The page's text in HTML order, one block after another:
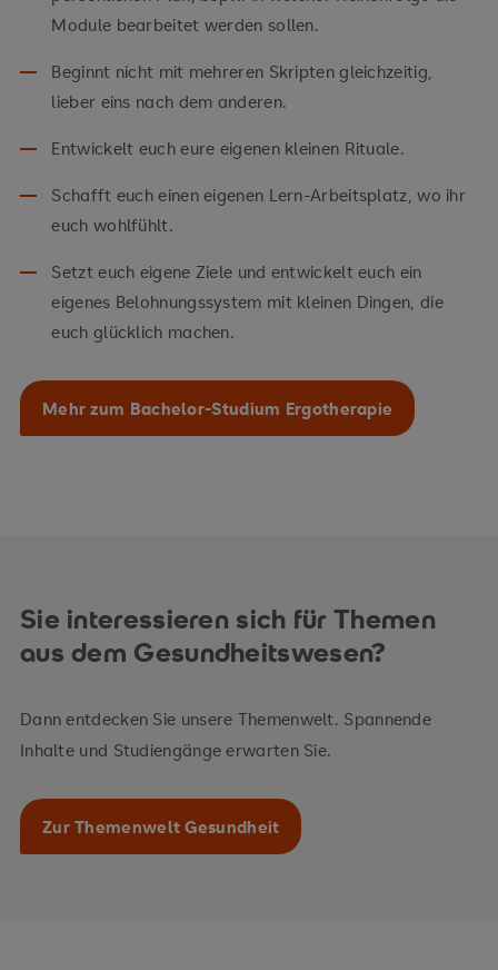
Module bearbeitet werden sollen.
Beginnt nicht mit mehreren Skripten gleichzeitig,
lieber eins nach dem anderen.
Entwickelt euch eure eigenen kleinen Rituale.
Schafft euch einen eigenen Lern-Arbeitsplatz, wo ihr
euch wohlfühlt.
Setzt euch eigene Ziele und entwickelt euch ein
eigenes Belohnungssystem mit kleinen Dingen, die
euch glücklich machen.
Mehr zum Bachelor-Studium Ergotherapie
Sie interessieren sich für Themen
aus dem Gesundheitswesen?
Dann entdecken Sie unsere Themenwelt. Spannende
Inhalte und Studiengänge erwarten Sie.
Zur Themenwelt Gesundheit